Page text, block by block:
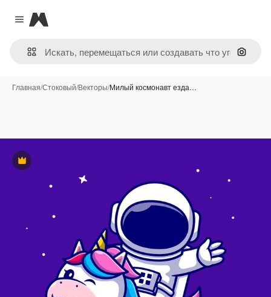
Close menu
Magnific
Поиск
Главная/Стоковый/Векторы/Милый космонавт езда…
Премиум